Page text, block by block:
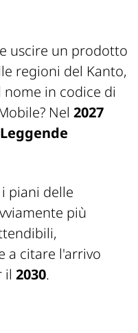
uscire un prodotto
regioni del Kanto,
nome in codice di
? Nel 2027
Leggende
piani delle
più
a citare l'arrivo
il 2030.